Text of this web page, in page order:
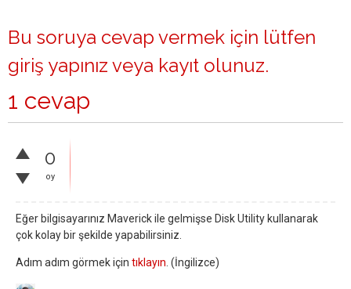
Bu soruya cevap vermek için lütfen
giriş yapınız veya kayıt olunuz.
1 cevap
0
oy
Eğer bilgisayarınız Maverick ile gelmişse Disk Utility kullanarak
çok kolay bir şekilde yapabilirsiniz.
Adım adım görmek için tıklayın . (İngilizce)